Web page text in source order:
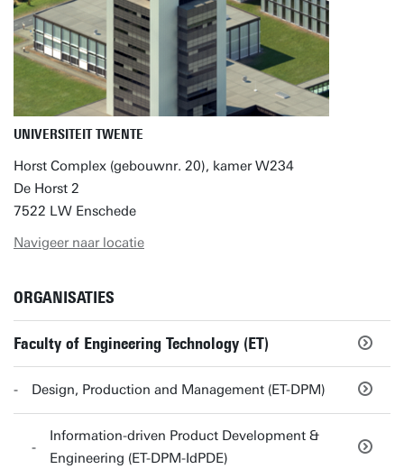
UNIVERSITEIT TWENTE
Horst Complex (gebouwnr. 20), kamer W234
De Horst 2
7522 LW Enschede
Navigeer naar locatie
ORGANISATIES
Faculty of Engineering Technology (ET)
Design, Production and Management (ET-DPM)
Information-driven Product Development &
Engineering (ET-DPM-IdPDE)